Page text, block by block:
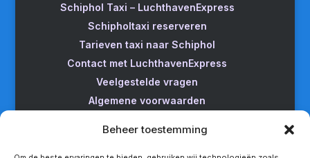
Beheer toestemming
Schiphol Taxi – LuchthavenExpress
Schipholtaxi reserveren
Tarieven taxi naar Schiphol
Contact met LuchthavenExpress
Veelgestelde vragen
Algemene voorwaarden